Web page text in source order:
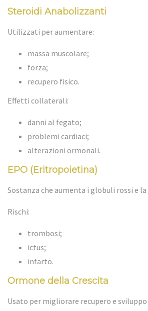
Steroidi Anabolizzanti
Utilizzati per aumentare:
massa muscolare;
forza;
recupero fisico.
Effetti collaterali:
danni al fegato;
problemi cardiaci;
alterazioni ormonali.
EPO (Eritropoietina)
Sostanza che aumenta i globuli rossi e
Rischi:
trombosi;
ictus;
infarto.
Ormone della Crescita
Usato per migliorare recupero e